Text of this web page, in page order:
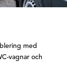
med
vagnar och